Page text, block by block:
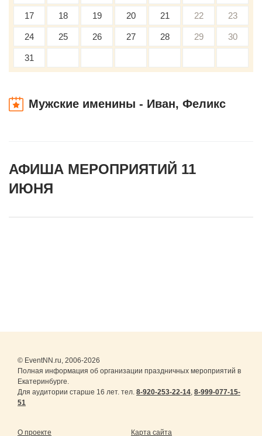
17 18 19 20 21 22 23
24 25 26 27 28 29 30
31
Мужские именины - Иван, Феликс
АФИША МЕРОПРИЯТИЙ 11
ИЮНЯ
© EventNN.ru, 2006-2026
Полная информация об организации праздничных мероприятий в
Екатеринбурге.
Для аудитории старше 16 лет. тел. 8-920-253-22-14, 8-999-077-15-
51
О проекте Карта сайта